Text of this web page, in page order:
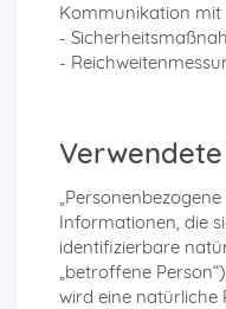
Kommunikation mit
-
-
Informationen, die
identifizierbare
„betroffene
wird eine natürliche